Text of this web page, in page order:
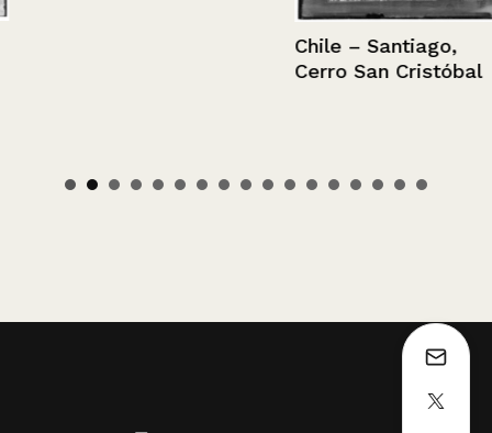
Chile – Santiago,
Cerro San Cristóbal